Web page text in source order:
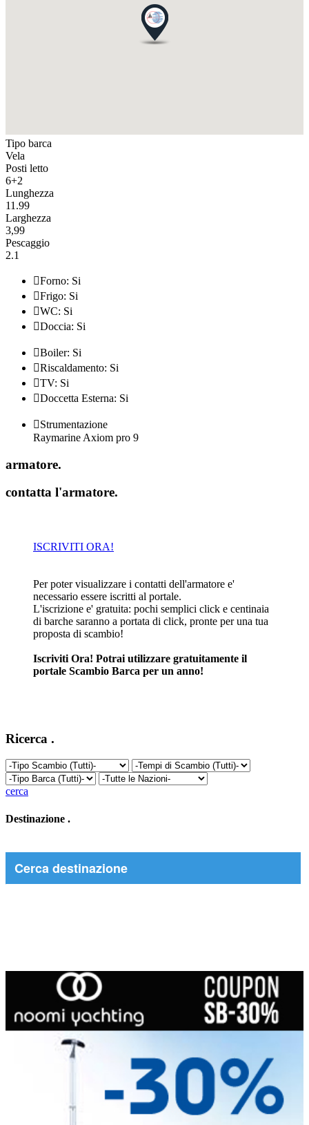
Tipo barca
Vela
Posti letto
6+2
Lunghezza
11.99
Larghezza
3,99
Pescaggio
2.1
Forno: Si
Frigo: Si
WC: Si
Doccia: Si
Boiler: Si
Riscaldamento: Si
TV: Si
Doccetta Esterna: Si
Strumentazione
Raymarine Axiom pro 9
armatore.
contatta l'armatore.
ISCRIVITI ORA!
Per poter visualizzare i contatti dell'armatore e'
necessario essere iscritti al portale.
L'iscrizione e' gratuita: pochi semplici click e centinaia
di barche saranno a portata di click, pronte per una tua
proposta di scambio!
Iscriviti Ora! Potrai utilizzare gratuitamente il
portale Scambio Barca per un anno!
Ricerca .
cerca
Destinazione .